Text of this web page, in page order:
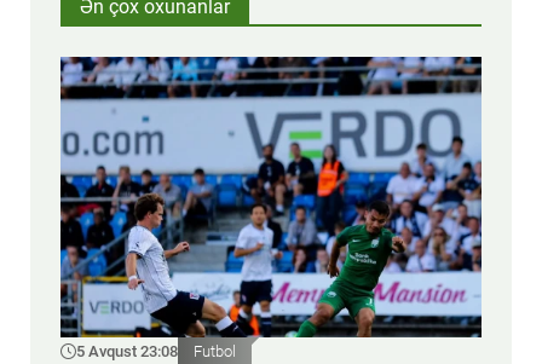
Ən çox oxunanlar
5 Avqust 23:08 Futbol